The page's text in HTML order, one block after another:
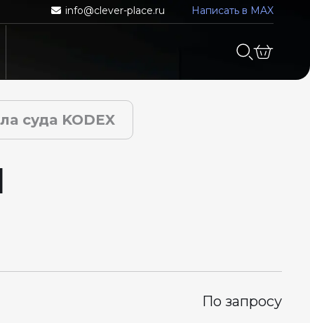
info@clever-place.ru Написать в MAX
суда KODEX
По запросу